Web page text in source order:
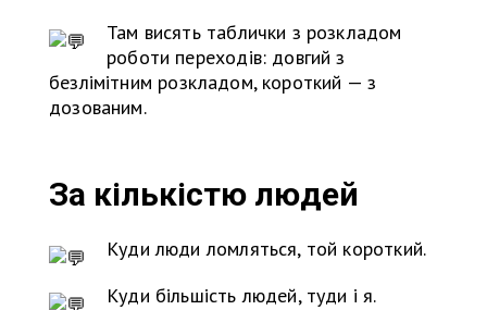
Там висять таблички з розкладом
роботи переходів: довгий з
безлімітним розкладом, короткий — з
дозованим.
За кількістю людей
Куди люди ломляться, той короткий.
Куди більшість людей, туди і я.